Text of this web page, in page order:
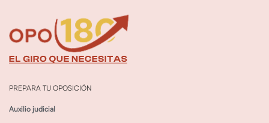
PREPARA TU OPOSICIÓN
Auxilio judicial